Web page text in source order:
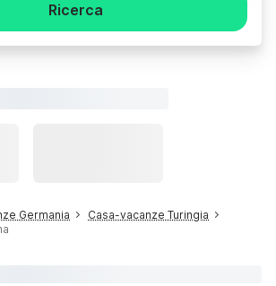
Ricerca
Germania
Casa-vacanze Turingia